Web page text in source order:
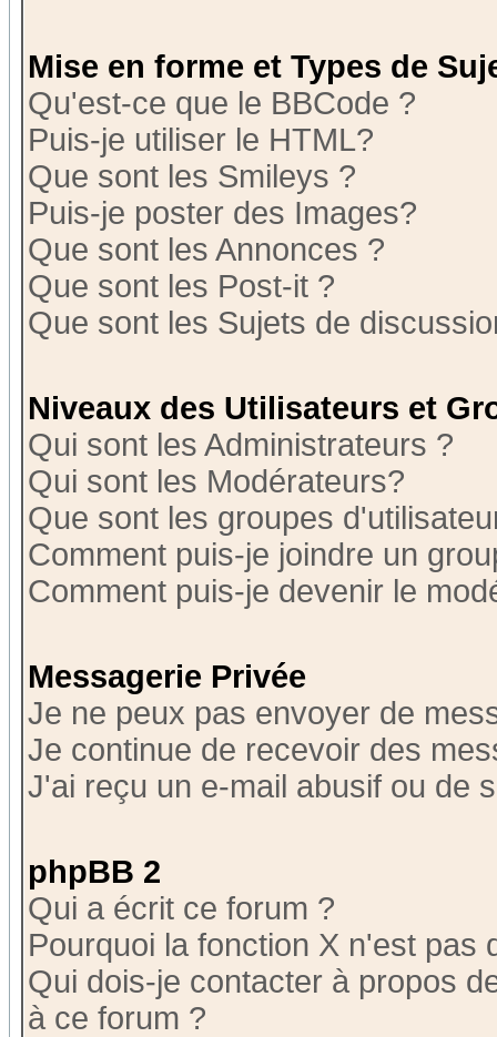
Mise en forme et Types de
Qu'est-ce que le BBCode ?
Puis-je utiliser le HTML?
Que sont les Smileys ?
Puis-je poster des Images?
Que sont les Annonces ?
Que sont les Post-it ?
Que sont les Sujets de
Niveaux des Utilisateurs et
Qui sont les Administrateurs ?
Qui sont les Modérateurs?
Que sont les groupes
Comment puis-je joindre un
Comment puis-je devenir le
Messagerie Privée
Je ne peux pas envoyer de
Je continue de recevoir des
J'ai reçu un e-mail abusif ou de
phpBB 2
Qui a écrit ce forum ?
Pourquoi la fonction X n'est pas
Qui dois-je contacter à propos
à ce forum ?